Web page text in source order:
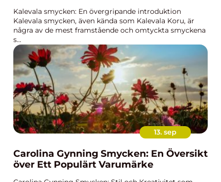
Kalevala smycken: En övergripande introduktion
Kalevala smycken, även kända som Kalevala Koru, är
några av de mest framstående och omtyckta smyckena
s...
13. sep
Carolina Gynning Smycken: En Översikt
över Ett Populärt Varumärke